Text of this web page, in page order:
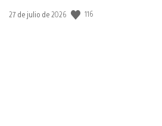
Fecha
27 de julio de 2026 116